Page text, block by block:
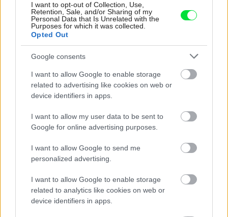
I want to opt-out of Collection, Use,
Retention, Sale, and/or Sharing of my
Personal Data that Is Unrelated with the
Purposes for which it was collected.
Opted Out
Google consents
I want to allow Google to enable storage
related to advertising like cookies on web or
device identifiers in apps.
I want to allow my user data to be sent to
Google for online advertising purposes.
I want to allow Google to send me
personalized advertising.
I want to allow Google to enable storage
related to analytics like cookies on web or
device identifiers in apps.
alebo len zo žartu.
Kategória: Okná Strecha, podkrovie
vikier
Zdieľať článok